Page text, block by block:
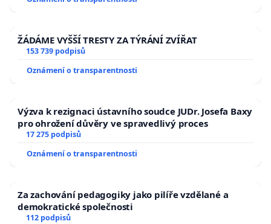
ŽÁDÁME VYŠŠÍ TRESTY ZA TÝRÁNÍ ZVÍŘAT
153 739 podpisů
Oznámení o transparentnosti
Výzva k rezignaci ústavního soudce JUDr. Josefa Baxy
pro ohrožení důvěry ve spravedlivý proces
17 275 podpisů
Oznámení o transparentnosti
Za zachování pedagogiky jako pilíře vzdělané a
demokratické společnosti
112 podpisů